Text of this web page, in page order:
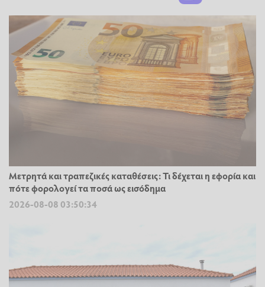
Μετρητά και τραπεζικές καταθέσεις: Τι δέχεται η εφορία και
πότε φορολογεί τα ποσά ως εισόδημα
2026-08-08 03:50:34